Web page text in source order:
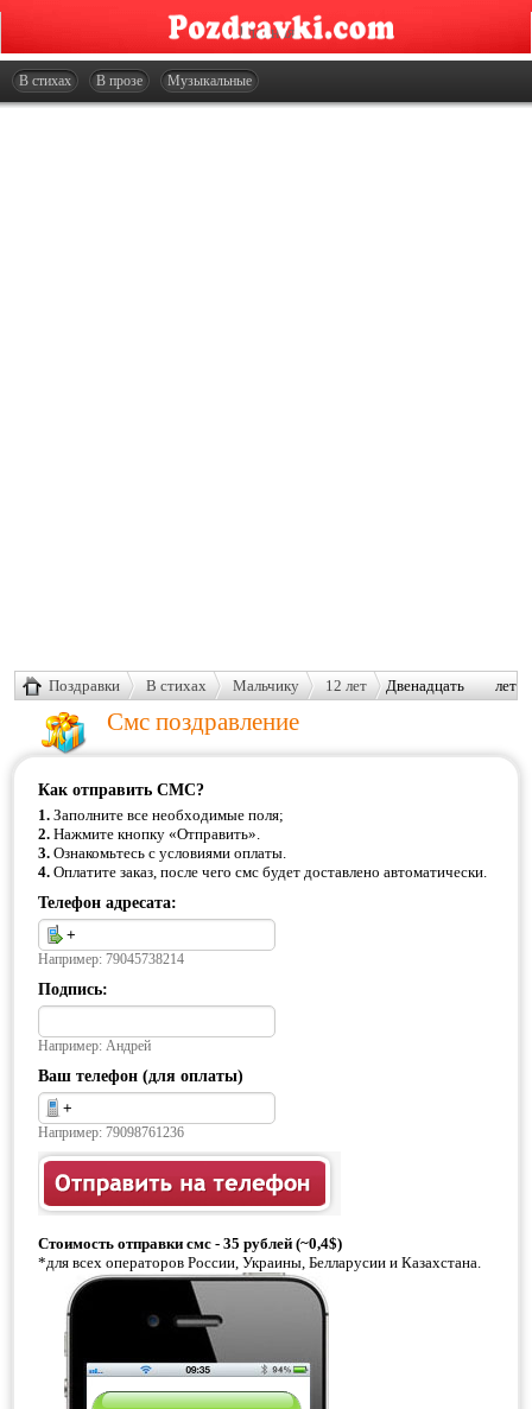
Главная
Открытки
В стихах В прозе Музыкальные
Поздравки В стихах Мальчику 12 лет
Двенадцать лет
исполнилось тебе
Смс поздравление
Как отправить СМС?
1. Заполните все необходимые поля;
2. Нажмите кнопку «Отправить».
3. Ознакомьтесь с условиями оплаты.
4. Оплатите заказ, после чего смс будет доставлено автоматически.
Телефон адресата:
Например: 79045738214
Подпись:
Например: Андрей
Ваш телефон (для оплаты)
Например: 79098761236
Стоимость отправки смс - 35 рублей (~0,4$)
*для всех операторов России, Украины, Белларусии и Казахстана.